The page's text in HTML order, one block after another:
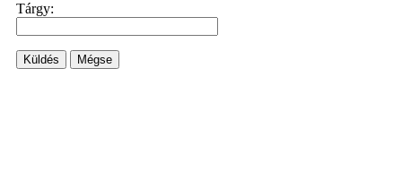
Tárgy:
Küldés Mégse